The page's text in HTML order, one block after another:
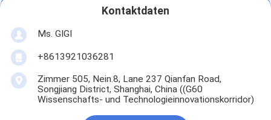
Kontaktdaten
Ms. GIGI
+8613921036281
Zimmer 505, Nein.8, Lane 237 Qianfan Road,
Songjiang District, Shanghai, China ((G60
Wissenschafts- und Technologieinnovationskorridor)